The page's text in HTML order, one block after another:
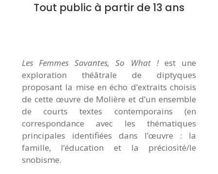
Tout public à partir de 13 ans
Les Femmes Savantes, So What !est une
exploration théâtrale de diptyques
proposant la mise en écho d’extraits choisis
de cette œuvre de Molière et d’un ensemble
de courts textes contemporains (en
correspondance avec les thématiques
principales identifiées dans l’œuvre : la
famille, l’éducation et la préciosité/le
snobisme.